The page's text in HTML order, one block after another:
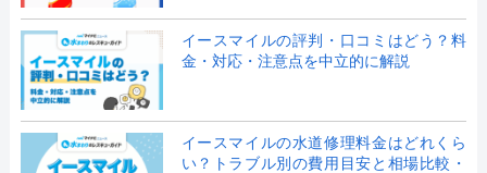
イースマイルの評判・口コミはどう？料
金・対応・注意点を中立的に解説
イースマイルの水道修理料金はどれくら
い？トラブル別の費用目安と相場比較・